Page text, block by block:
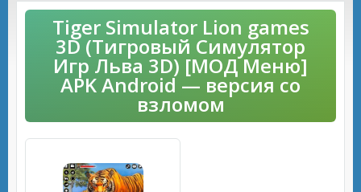
Tiger Simulator Lion games
3D (Тигровый Симулятор
Игр Льва 3D) [МОД Меню]
APK Android — версия со
взломом